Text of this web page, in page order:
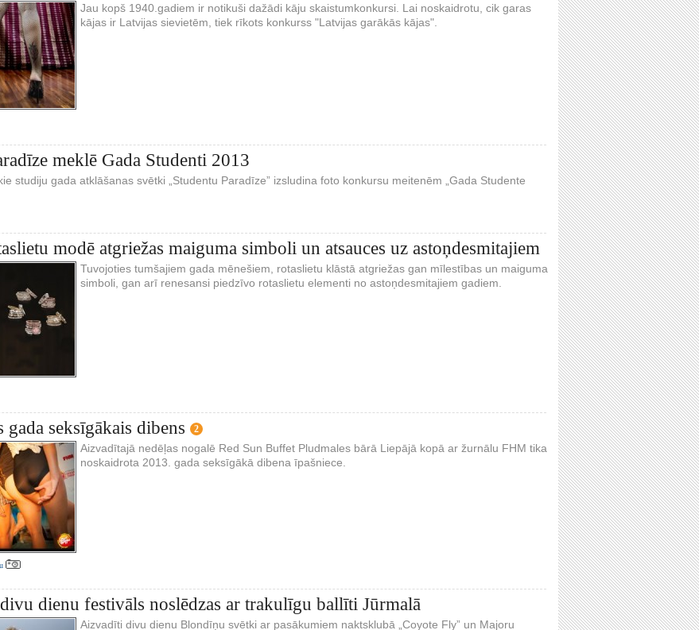
Jau kopš 1940.gadiem ir notikuši dažādi kāju skaistumkonkursi. Lai noskaidrotu, cik garas
kājas ir Latvijas sievietēm, tiek rīkots konkurss "Latvijas garākās kājas".
meklē Gada Studenti 2013
studiju gada atklāšanas svētki „Studentu Paradīze” izsludina foto konkursu meitenēm „Gada Studente
modē atgriežas maiguma simboli un atsauces uz astoņdesmitajiem
Tuvojoties tumšajiem gada mēnešiem, rotaslietu klāstā atgriežas gan mīlestības un maiguma
simboli, gan arī renesansi piedzīvo rotaslietu elementi no astoņdesmitajiem gadiem.
seksīgākais dibens 2
Aizvadītajā nedēļas nogalē Red Sun Buffet Pludmales bārā Liepājā kopā ar žurnālu FHM tika
noskaidrota 2013. gada seksīgākā dibena īpašniece.
dienu festivāls noslēdzas ar trakulīgu ballīti Jūrmalā
Aizvadīti divu dienu Blondīņu svētki ar pasākumiem naktsklubā „Coyote Fly” un Majoru